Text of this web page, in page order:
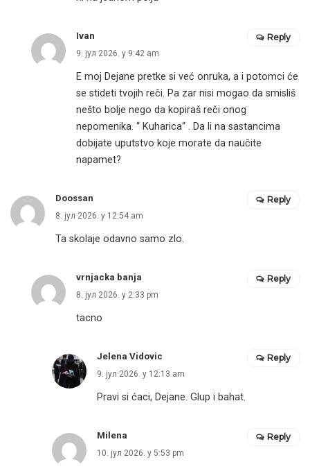
Ivan
9. јул 2026. у 9:42 am
E moj Dejane pretke si već onruka, a i potomci će
se stideti tvojih reči. Pa zar nisi mogao da smisliš
nešto bolje nego da kopiraš reči onog
nepomenika. “ Kuharica“ . Da li na sastancima
dobijate uputstvo koje morate da naučite
napamet?
Reply
Doossan
8. јул 2026. у 12:54 am
Ta skolaje odavno samo zlo.
Reply
vrnjacka banja
8. јул 2026. у 2:33 pm
tacno
Reply
Jelena Vidovic
9. јул 2026. у 12:13 am
Pravi si ćaci, Dejane. Glup i bahat.
Reply
Milena
10. јул 2026. у 5:53 pm
Reply